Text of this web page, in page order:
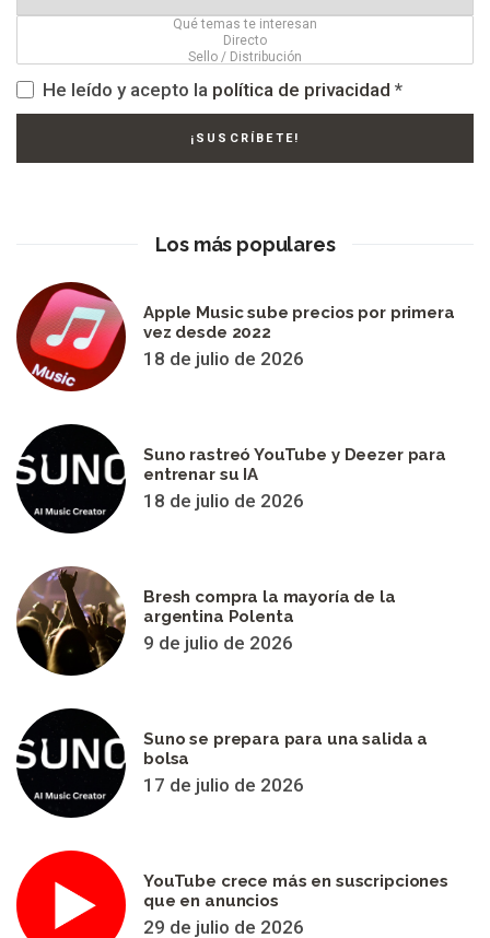
He leído y acepto la política de privacidad *
Los más populares
Apple Music sube precios por primera
vez desde 2022
18 de julio de 2026
Suno rastreó YouTube y Deezer para
entrenar su IA
18 de julio de 2026
Bresh compra la mayoría de la
argentina Polenta
9 de julio de 2026
Suno se prepara para una salida a
bolsa
17 de julio de 2026
YouTube crece más en suscripciones
que en anuncios
29 de julio de 2026